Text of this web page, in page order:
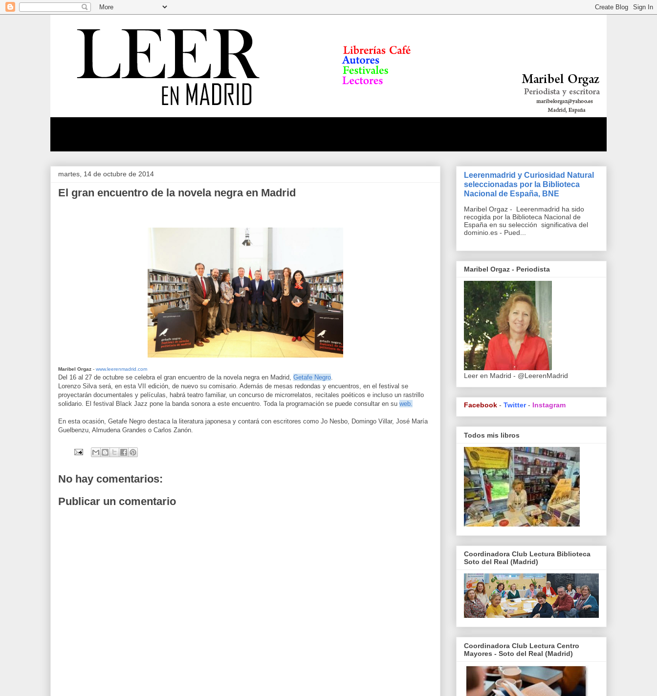
martes, 14 de octubre de 2014
El gran encuentro de la novela negra en Madrid
Maribel Orgaz - www.leerenmadrid.com
Del 16 al 27 de octubre se celebra el gran encuentro de la novela negra en Madrid, Getafe Negro.
Lorenzo Silva será, en esta VII edición, de nuevo su comisario. Además de mesas redondas y encuentros, en el festival se
proyectarán documentales y películas, habrá teatro familiar, un concurso de microrrelatos, recitales poéticos e incluso un rastrillo
solidario. El festival Black Jazz pone la banda sonora a este encuentro. Toda la programación se puede consultar en su web.
En esta ocasión, Getafe Negro destaca la literatura japonesa y contará con escritores como Jo Nesbo, Domingo Villar, José María
Guelbenzu, Almudena Grandes o Carlos Zanón.
No hay comentarios:
Publicar un comentario
Leerenmadrid y Curiosidad Natural
seleccionadas por la Biblioteca
Nacional de España, BNE
Maribel Orgaz - Leerenmadrid ha sido
recogida por la Biblioteca Nacional de
España en su selección significativa del
dominio.es - Pued...
Maribel Orgaz - Periodista
Leer en Madrid - @LeerenMadrid
Facebook - Twitter - Instagram
Todos mis libros
Coordinadora Club Lectura Biblioteca
Soto del Real (Madrid)
Coordinadora Club Lectura Centro
Mayores - Soto del Real (Madrid)